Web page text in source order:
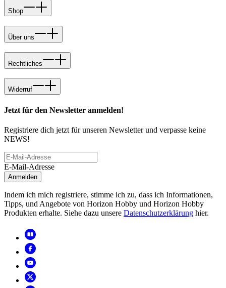
Shop
Über uns
Rechtliches
Widerruf
Jetzt für den Newsletter anmelden!
Registriere dich jetzt für unseren Newsletter und verpasse keine
NEWS!
E-Mail-Adresse
Anmelden
Indem ich mich registriere, stimme ich zu, dass ich Informationen,
Tipps, und Angebote von Horizon Hobby und Horizon Hobby
Produkten erhalte. Siehe dazu unsere Datenschutzerklärung hier.